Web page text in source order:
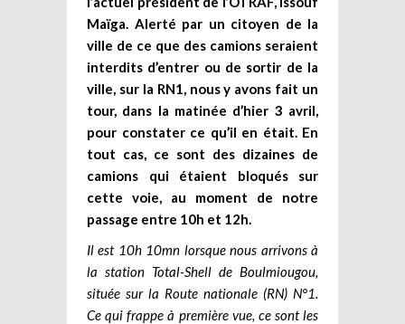
Maïga. Alerté par un citoyen de la
ville de ce que des camions seraient
interdits d’entrer ou de sortir de la
ville, sur la RN1, nous y avons fait un
tour, dans la matinée d’hier 3 avril,
pour constater ce qu’il en était. En
tout cas, ce sont des dizaines de
camions qui étaient bloqués sur
cette voie, au moment de notre
passage entre 10h et 12h.
Il est 10h 10mn lorsque nous arrivons à
la station Total-Shell de Boulmiougou,
située sur la Route nationale (RN) N°1.
Ce qui frappe à première vue, ce sont les